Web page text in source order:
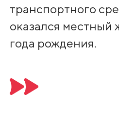
транспортного
оказался
года рождения.